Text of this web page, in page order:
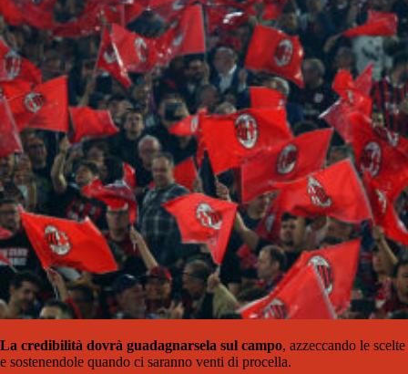
La credibilità dovrà guadagnarsela sul campo, azzeccando le scelte
e sostenendole quando ci saranno venti di procella.